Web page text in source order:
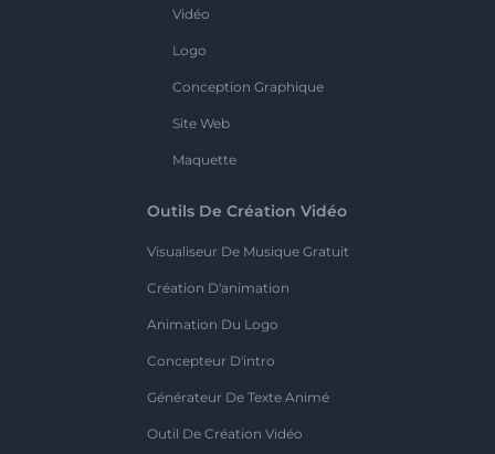
Vidéo
Logo
Conception Graphique
Site Web
Maquette
Outils De Création Vidéo
Visualiseur De Musique Gratuit
Création D'animation
Animation Du Logo
Concepteur D'intro
Générateur De Texte Animé
Outil De Création Vidéo